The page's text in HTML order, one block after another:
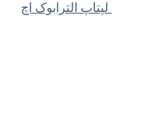
لپتاپ الترابوک اچ